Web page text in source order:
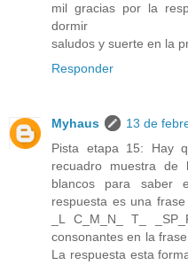
mil gracias por la
dormir
saludos y suerte en la
Responder
Myhaus
13 de
Pista etapa 15: Hay
recuadro muestra de
blancos para saber
respuesta es una
_L C_M_N_ T_
consonantes en la
La respuesta esta